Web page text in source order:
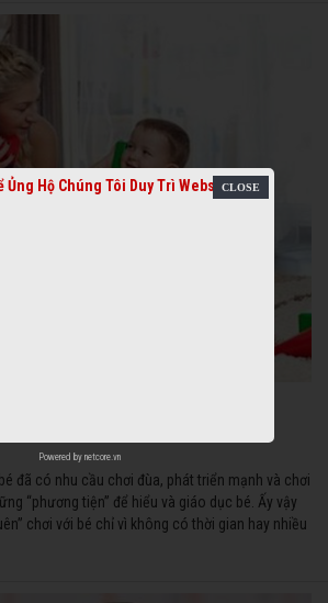
giáo dục bé!
đã có nhu cầu chơi đùa, phát triển mạnh và chơi
“phương tiện” để hiểu và giáo dục bé. Ấy vậy
chơi với bé chỉ vì không có thời gian hay nhiều
Ủng Hộ Chúng Tôi Duy Trì Website
Powered by netcore.vn